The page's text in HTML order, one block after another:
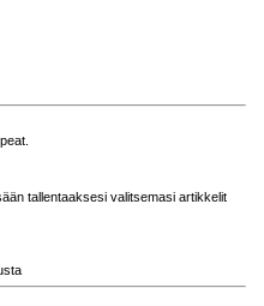
tallentaaksesi valitsemasi artikkelit